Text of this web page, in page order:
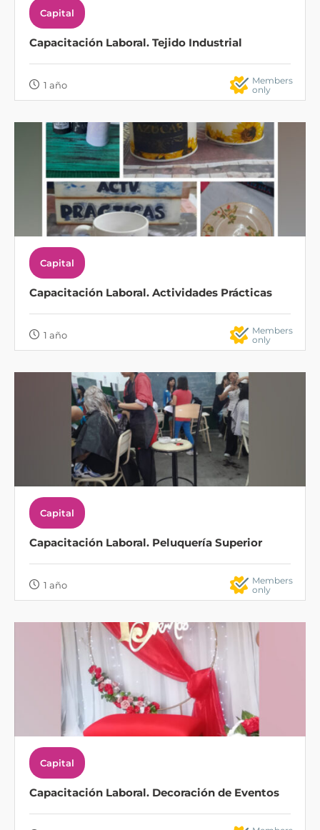
Capital
Capacitación Laboral. Tejido Industrial
1 año
Members
only
Capital
Capacitación Laboral. Actividades Prácticas
1 año
Members
only
Capital
Capacitación Laboral. Peluquería Superior
1 año
Members
only
Capital
Capacitación Laboral. Decoración de Eventos